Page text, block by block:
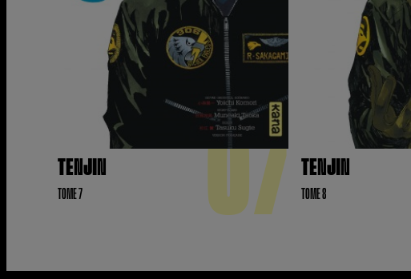
TENJIN
TOME 7 07 TENJIN
TOME 8